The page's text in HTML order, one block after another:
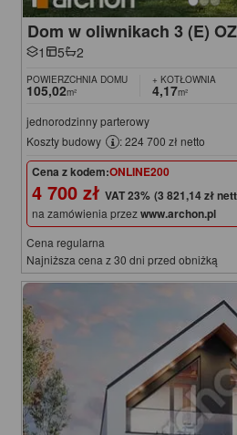
Dom w oliwnikach 3 (E)
1 5 2
POWIERZCHNIA DOMU
105,02m²
+ KOTŁOWNIA
4,17m²
jednorodzinny parterowy
Koszty budowy
: 224 700 zł netto
Cena z kodem:ONLINE200
4 700 zł (3 821,14 zł
na zamówienia przezwww.archon.pl
Cena regularna
Najniższa cena z 30 dni przed obniżką